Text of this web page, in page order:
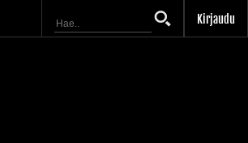
Kirjaudu